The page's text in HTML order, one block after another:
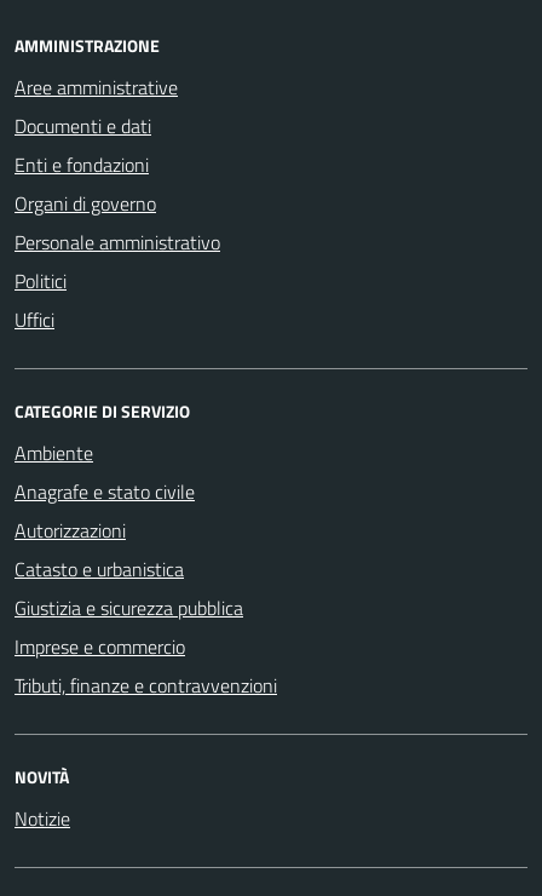
AMMINISTRAZIONE
Aree amministrative
Documenti e dati
Enti e fondazioni
Organi di governo
Personale amministrativo
Politici
Uffici
CATEGORIE DI SERVIZIO
Ambiente
Anagrafe e stato civile
Autorizzazioni
Catasto e urbanistica
Giustizia e sicurezza pubblica
Imprese e commercio
Tributi, finanze e contravvenzioni
NOVITÀ
Notizie